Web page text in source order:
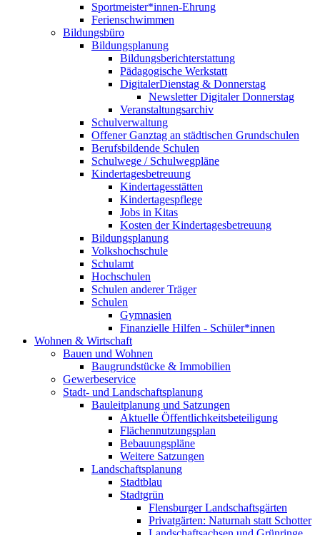
Sportmeister*innen-Ehrung
Ferienschwimmen
Bildungsbüro
Bildungsplanung
Bildungsberichterstattung
Pädagogische Werkstatt
DigitalerDienstag & Donnerstag
Newsletter Digitaler Donnerstag
Veranstaltungsarchiv
Schulverwaltung
Offener Ganztag an städtischen Grundschulen
Berufsbildende Schulen
Schulwege / Schulwegpläne
Kindertagesbetreuung
Kindertagesstätten
Kindertagespflege
Jobs in Kitas
Kosten der Kindertagesbetreuung
Bildungsplanung
Volkshochschule
Schulamt
Hochschulen
Schulen anderer Träger
Schulen
Gymnasien
Finanzielle Hilfen - Schüler*innen
Wohnen & Wirtschaft
Bauen und Wohnen
Baugrundstücke & Immobilien
Gewerbeservice
Stadt- und Landschaftsplanung
Bauleitplanung und Satzungen
Aktuelle Öffentlichkeitsbeteiligung
Flächennutzungsplan
Bebauungspläne
Weitere Satzungen
Landschaftsplanung
Stadtblau
Stadtgrün
Flensburger Landschaftsgärten
Privatgärten: Naturnah statt Schotter